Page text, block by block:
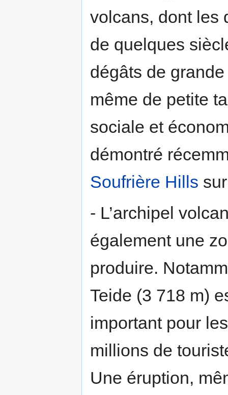
volcans, dont les
de quelques
dégâts de
même de petite
sociale et
démontré
Soufrière Hills
- L’archipel
également une
produire.
Teide (3 718 m)
important pour
millions de
Une éruption,